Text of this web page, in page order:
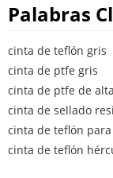
Palabras
cinta de teflón gris
cinta de ptfe gris
cinta de ptfe de
cinta de sellado
cinta de teflón
cinta de teflón